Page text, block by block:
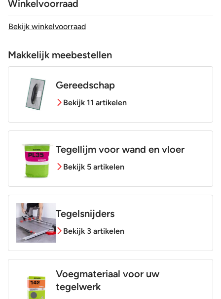
Winkelvoorraad
Bekijk winkelvoorraad
Makkelijk meebestellen
Gereedschap
Bekijk 11 artikelen
Tegellijm voor wand en vloer
Bekijk 5 artikelen
Tegelsnijders
Bekijk 3 artikelen
Voegmateriaal voor uw
tegelwerk